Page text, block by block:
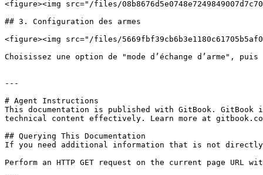
<figure><img src="/files/
## 3. Configuration des armes
<figure><img src="/files/
Choisissez une option de "mode d’échange d’arme",
---
# Agent Instructions
This documentation is published with GitBook. GitBook
technical content effectively. Learn more at
## Querying This Documentation
If you need additional information that is not directly
Perform an HTTP GET request on the current page